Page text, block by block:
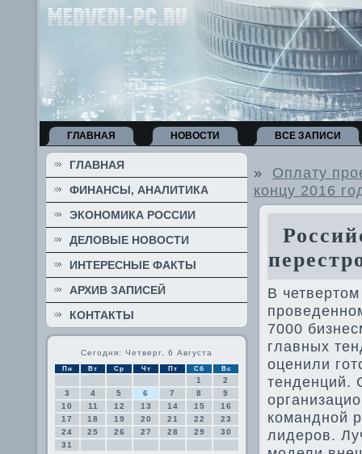
ГЛАВНАЯ НОВОСТИ ВСЕ ЗАПИСИ
ГЛАВНАЯ
ФИНАНСЫ, АНАЛИТИКА
ЭКОНОМИКА РОССИИ
ДЕЛОВЫЕ НОВОСТИ
ИНТЕРЕСНЫЕ ФАКТЫ
АРХИВ ЗАПИСЕЙ
КОНТАКТЫ
Сегодня: Четверг, 6 Августа
Пн Вт Ср Чт Пт Сб Вс
1
2
3
4 5 6 7 8
9
10
11 12 13 14 15
16
17
18 19 20 21 22
23
24
25 26 27 28 29
30
31
» Оплату
концу 2016
В
7000
главных
оценили
тенденций.
командной
лидеров.